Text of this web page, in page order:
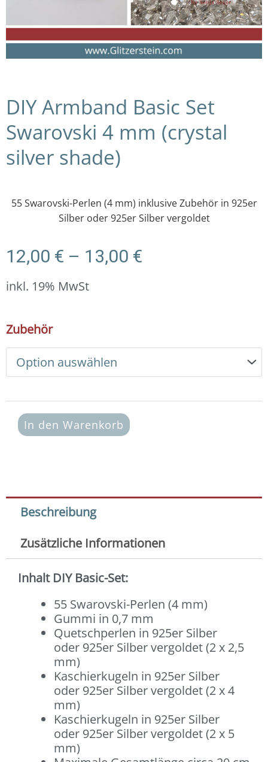
DIY Armband Basic Set
Swarovski 4 mm (crystal
silver shade)
55 Swarovski-Perlen (4 mm) inklusive Zubehör in 925er
Silber oder 925er Silber vergoldet
12,00 € – 13,00 €
inkl. 19% MwSt
Zubehör
DIY
Armband
Basic
Set
Swarovski
mm
(crystal
silver
In den Warenkorb
Beschreibung
Zusätzliche Informationen
Inhalt DIY Basic-Set:
55 Swarovski-Perlen (4 mm)
Gummi in 0,7 mm
Quetschperlen in 925er Silber
oder 925er Silber vergoldet (2 x 2,5
mm)
Kaschierkugeln in 925er Silber
oder 925er Silber vergoldet (2 x 4
mm)
Kaschierkugeln in 925er Silber
oder 925er Silber vergoldet (2 x 5
mm)